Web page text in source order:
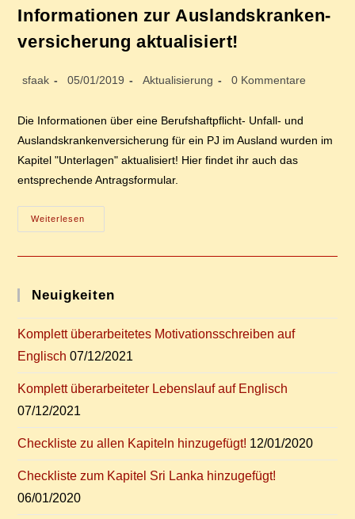
Lan­
Ka
In­for­ma­tio­nen zur Aus­lands­kran­ken­
ver­si­che­rung aktualisiert!
Beitrags-
sfaak
Beitrag
05/01/2019
Beitrags-
Aktualisierung
Beitrags-
0 Kommentare
Die Informationen über eine Berufshaftpflicht- Unfall- und
Auslandskrankenversicherung für ein PJ im Ausland wurden im
Kapitel "Unterlagen" aktualisiert! Hier findet ihr auch das
entsprechende Antragsformular.
Weiterlesen
For­
Lands­
Ken­
Ver­
Si­
Che­
Rung
Aktualisiert!
Neu­ig­kei­ten
Kom­plett über­ar­bei­te­tes Mo­ti­va­ti­ons­schrei­ben auf
Englisch 07/12/2021
Kom­plett über­ar­bei­te­ter Le­bens­lauf auf Englisch
07/12/2021
Check­lis­te zu al­len Ka­pi­teln hinzugefügt! 12/01/2020
Check­lis­te zum Ka­pi­tel Sri Lan­ka hinzugefügt!
06/01/2020